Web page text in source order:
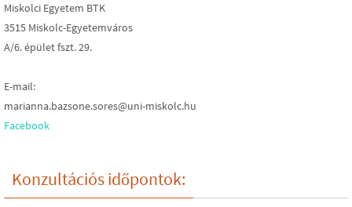
Miskolci Egyetem BTK
3515 Miskolc-Egyetemváros
A/6. épület fszt. 29.
E-mail:
marianna.bazsone.sores@uni-miskolc.hu
Facebook
Konzultációs időpontok: